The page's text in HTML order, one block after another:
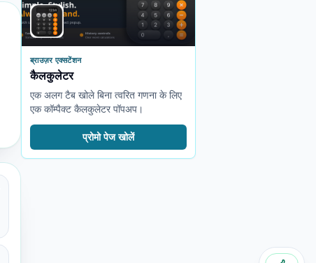
ब्राउज़र एक्सटेंशन
कैलकुलेटर
एक अलग टैब खोले बिना त्वरित गणना के लिए
एक कॉम्पैक्ट कैलकुलेटर पॉपअप।
प्रोमो पेज खोलें